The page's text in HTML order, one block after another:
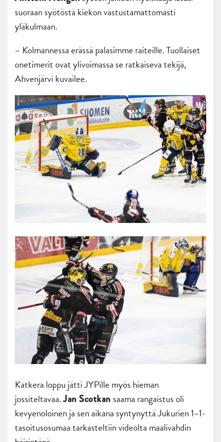
suoraan syötöstä kiekon vastustamattomasti
yläkulmaan.
– Kolmannessa erässä palasimme raiteille. Tuollaiset
onetimerit ovat ylivoimassa se ratkaiseva tekijä,
Ahvenjärvi kuvailee.
Katkera loppu jätti JYPille myös hieman
jossiteltavaa.Jan Scotkan saama rangaistus oli
kevyenoloinen ja sen aikana syntynyttä Jukurien 1–1-
tasoitusosumaa tarkasteltiin videolta maalivahdin